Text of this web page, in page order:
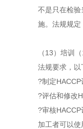
不是只在检
施。法规规
（13）培训
法规要求，
?制定
?评估和修改
?审核
加工者可以